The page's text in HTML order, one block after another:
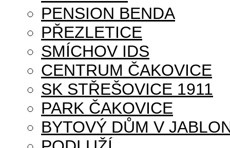
PENSION BENDA
PŘEZLETICE
SMÍCHOV IDS
CENTRUM ČAKOVICE
SK STŘEŠOVICE 1911
PARK ČAKOVICE
BYTOVÝ DŮM V